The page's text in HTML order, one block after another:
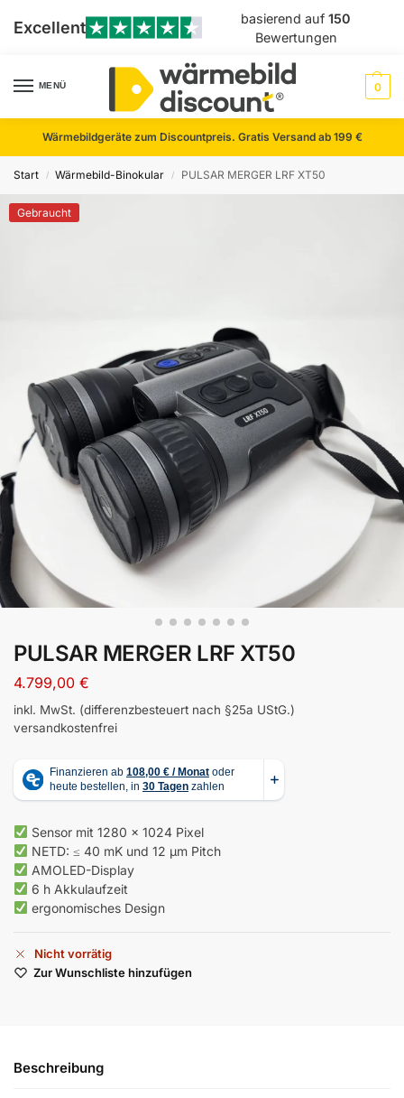
Excellent basierend auf150
Bewertungen
MENÜ 0
Wärmebildgeräte zum Discountpreis. Gratis Versand ab 199 €
Start / Wärmebild-Binokular / PULSAR MERGER LRF XT50
Gebraucht
PULSAR MERGER LRF XT50
4.799,00 €
inkl. MwSt. (differenzbesteuert nach §25a UStG.)
versandkostenfrei
Sensor mit 1280 × 1024 Pixel
NETD: ≤ 40 mK und 12 µm Pitch
AMOLED-Display
6 h Akkulaufzeit
ergonomisches Design
Nicht vorrätig
Zur Wunschliste hinzufügen
Beschreibung